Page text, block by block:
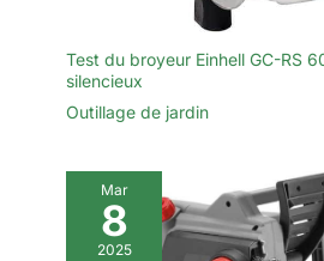
Test du broyeur Einhell GC-RS
silencieux
Outillage de jardin
Mar
8
2025